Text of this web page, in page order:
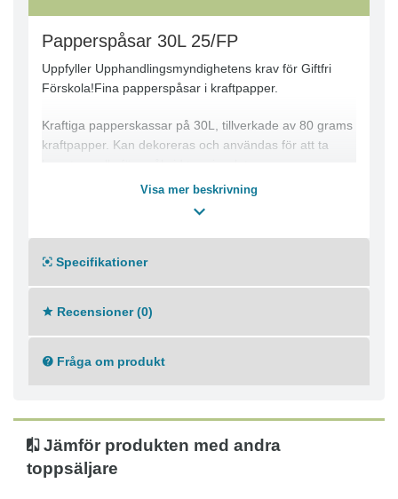
Papperspåsar 30L 25/FP
Uppfyller Upphandlingsmyndighetens krav för Giftfri
Förskola!Fina papperspåsar i kraftpapper.
Kraftiga papperskassar på 30L, tillverkade av 80 grams
kraftpapper. Kan dekoreras och användas för att ta
Visa mer beskrivning
Specifikationer
Recensioner (0)
Fråga om produkt
Jämför produkten med andra
toppsäljare